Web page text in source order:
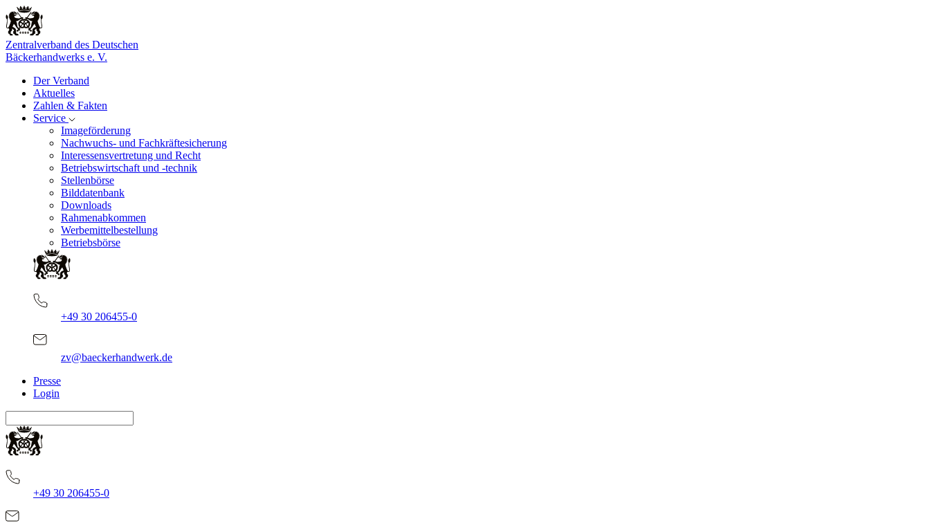
Zentralverband des Deutschen
Bäckerhandwerks e. V.
Der Verband
Aktuelles
Zahlen & Fakten
Service
Imageförderung
Nachwuchs- und Fachkräftesicherung
Interessensvertretung und Recht
Betriebswirtschaft und -technik
Stellenbörse
Bilddatenbank
Downloads
Rahmenabkommen
Werbemittelbestellung
Betriebsbörse
+49 30 206455-0
zv@baeckerhandwerk.de
Presse
Login
+49 30 206455-0